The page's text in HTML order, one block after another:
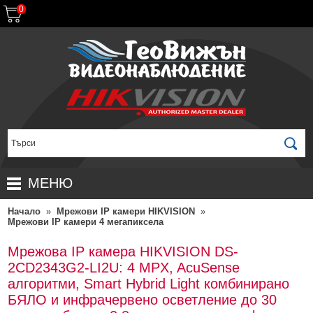
0
МЕНЮ
НАЧАЛО
ПРОМОЦИИ
НОВИ ПРОДУКТИ
КОМПЛЕКТИ ЗА ВИДЕОНАБЛЮДЕНИЕ
ЗА ДИСТРИБУТОРИ
ГАРАНЦИОННИ УСЛОВИЯ
Начало » Мрежови IP камери HIKVISION
»
Мрежови IP камери 4 мегапиксела
Мрежова IP камера HIKVISION DS-
2CD2343G2-LI2U: 4 MPX, AcuSense
алгоритми, Smart Hybrid Light комбинирано
БЯЛО и инфрачервено осветление до 30